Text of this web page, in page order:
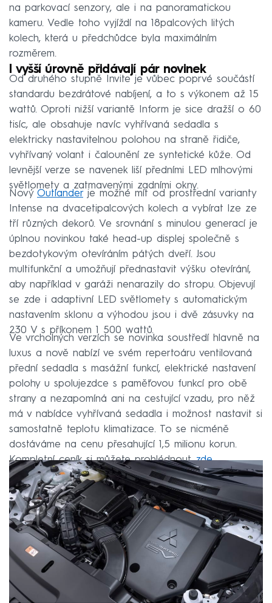
na parkovací senzory, ale i na panoramatickou
kameru. Vedle toho vyjíždí na 18palcových litých
kolech, která u předchůdce byla maximálním
rozměrem.
I vyšší úrovně přidávají pár novinek
Od druhého stupně Invite je vůbec poprvé součástí
standardu bezdrátové nabíjení, a to s výkonem až 15
wattů. Oproti nižší variantě Inform je sice dražší o 60
tisíc, ale obsahuje navíc vyhřívaná sedadla s
elektricky nastavitelnou polohou na straně řidiče,
vyhřívaný volant i čalounění ze syntetické kůže. Od
levnější verze se navenek liší předními LED mlhovými
světlomety a zatmavenými zadními okny.
Nový Outlanderje možné mít od prostřední varianty
Intense na dvacetipalcových kolech a vybírat lze ze
tří různých dekorů. Ve srovnání s minulou generací je
úplnou novinkou také head-up displej společně s
bezdotykovým otevíráním pátých dveří. Jsou
multifunkční a umožňují přednastavit výšku otevírání,
aby například v garáži nenarazily do stropu. Objevují
se zde i adaptivní LED světlomety s automatickým
nastavením sklonu a výhodou jsou i dvě zásuvky na
230 V s příkonem 1 500 wattů.
Ve vrcholných verzích se novinka soustředí hlavně na
luxus a nově nabízí ve svém repertoáru ventilovaná
přední sedadla s masážní funkcí, elektrické nastavení
polohy u spolujezdce s paměťovou funkcí pro obě
strany a nezapomíná ani na cestující vzadu, pro něž
má v nabídce vyhřívaná sedadla i možnost nastavit si
samostatně teplotu klimatizace. To se nicméně
dostáváme na cenu přesahující 1,5 milionu korun.
Kompletní ceník si můžete prohlédnoutzde.